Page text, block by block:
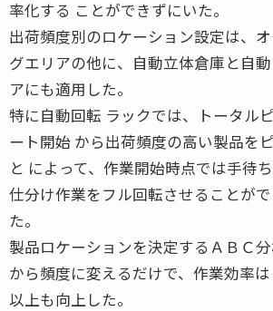
率化する ことができずにいた。
出荷頻度別のロケーション設定は、
グエリアの他に、自動立体倉庫と自
アにも適用した。
特に自動回転 ラックでは、トータル
ート開始 から出荷頻度の高い製品を
と によって、作業開始時点では手待
仕分け作業をフル回転させることが
た。
製品ロケーションを決定するＡＢＣ
から頻度に変えるだけで、作業効率
以上も向上した。